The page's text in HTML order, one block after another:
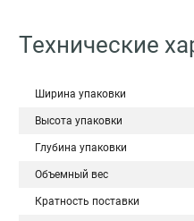
Технические
Ширина упаковки
Высота упаковки
Глубина упаковки
Объемный вес
Кратность поставки